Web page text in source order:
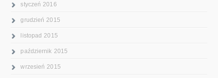
styczeń 2016
grudzień 2015
listopad 2015
październik 2015
wrzesień 2015